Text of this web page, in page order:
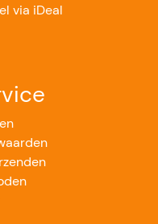
via iDeal